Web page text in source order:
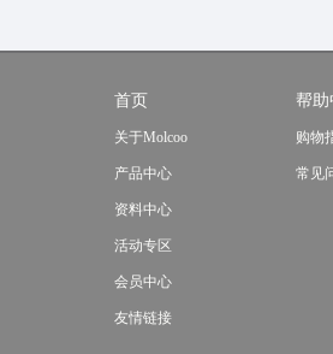
首页
关于Molcoo
产品中心
资料中心
活动专区
会员中心
友情链接
帮助
购物
常见